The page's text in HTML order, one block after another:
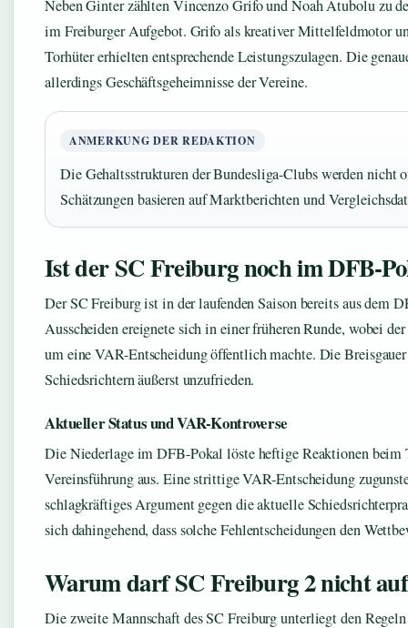
Neben Ginter zählten Vincenzo Grifo und Noah Atubolu zu
im Freiburger Aufgebot. Grifo als kreativer Mittelfeldmotor
Torhüter erhielten entsprechende Leistungszulagen. Die
allerdings Geschäftsgeheimnisse der Vereine.
ANMERKUNG DER REDAKTION
Die Gehaltsstrukturen der Bundesliga-Clubs werden
Schätzungen basieren auf Marktberichten und
Ist der SC Freiburg noch im DFB-
Der SC Freiburg ist in der laufenden Saison bereits aus dem
Ausscheiden ereignete sich in einer früheren Runde, wobei
um eine VAR-Entscheidung öffentlich machte. Die
Schiedsrichtern äußerst unzufrieden.
Aktueller Status und VAR-Kontroverse
Die Niederlage im DFB-Pokal löste heftige Reaktionen beim
Vereinsführung aus. Eine strittige VAR-Entscheidung
schlagkräftiges Argument gegen die aktuelle
sich dahingehend, dass solche Fehlentscheidungen den
Warum darf SC Freiburg 2 nicht
Die zweite Mannschaft des SC Freiburg unterliegt den